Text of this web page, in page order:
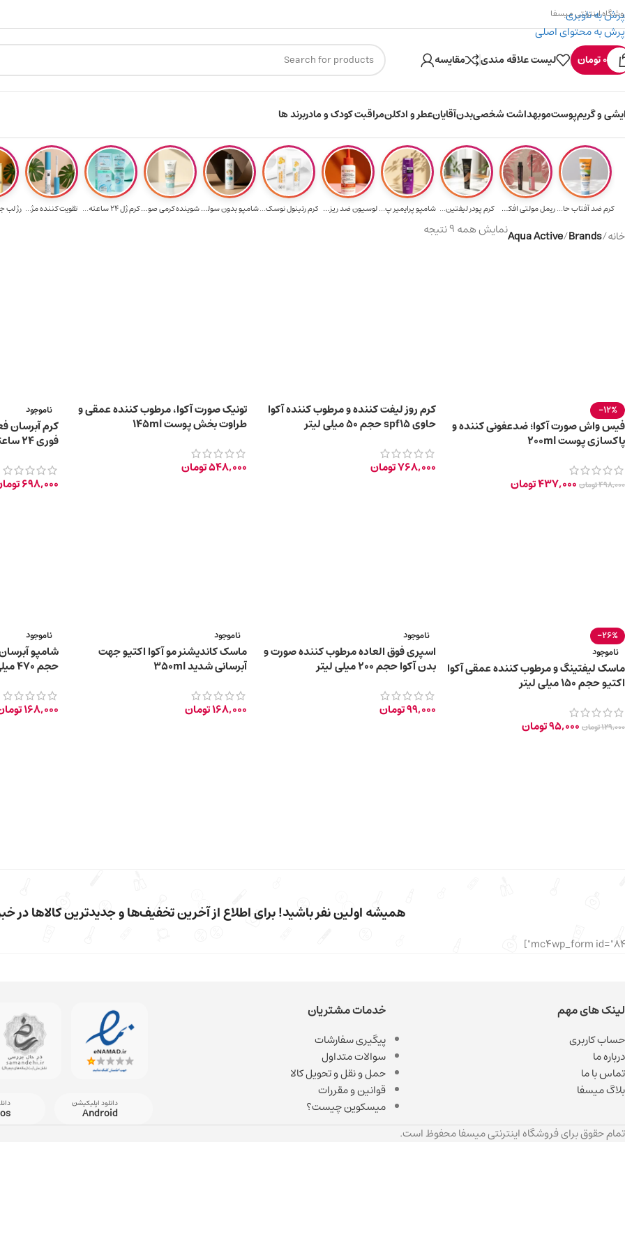
پرش به ناوبری
پرش به محتوای اصلی
هدیه برای خرید های بالای ۵ ارسال رایگان برای خرید ۳.۵ میلیون به یالا ۳۰۰ میسکوین (۳۰ هزار تومن) هدیه خرید اول
اینترنتی میسفا
0تومان لیست علاقه مندی مقایسه
و گریمپوستموبهداشت شخصیبدنآقایانعطر و ادکلنمراقبت کودک و مادربرند ها
کرم ضد آفتاب حا... ریمل مولتی افکت... کرم پودر لیفتین... شامپو پرایمیر پ... لوسیون ضد ریزش ... کرم رتینول نوسک... شامپو بدون سولف... شوینده کرمی صور...کرم ژل ۲۴ ساعته... تقویت‌ کننده مژ... رژ لب
خانه/
Brands
/
Aqua Activeنمایش همه 9 نتیجه
-12%
فیس واش صورت آکوا؛ ضدعفونی کننده و
پاکسازی پوست 200ml
498,000تومان 437,000تومان
کرم روز لیفت کننده و مرطوب کننده آکوا
حاوی spf15 حجم ۵۰ میلی لیتر
768,000تومان
تونیک صورت آکوا، مرطوب کننده عمقی و
طراوت بخش پوست 145ml
548,000تومان
ناموجود
کرم آبرسان
فوری 24 ساعته با اثر لیفت کنندگی 50ml
698,000
-26%
ناموجود
ماسک لیفتینگ و مرطوب کننده عمقی آکوا
اکتیو حجم 150 میلی لیتر
129,000تومان 95,000تومان
ناموجود
اسپری فوق العاده مرطوب کننده صورت و
بدن آکوا حجم 200 میلی لیتر
99,000تومان
ناموجود
ماسک کاندیشنر مو آکوا اکتیو جهت
آبرسانی شدید 350ml
168,000تومان
ناموجود
شامپو
حجم 470 میلی لیتر
168,000
همیشه اولین نفر باشید! برای اطلاع از آخرین تخفیف‌ها و جدیدترین کالاها در
لینک های مهم
حساب کاربری
درباره ما
تماس با ما
بلاگ میسفا
خدمات مشتریان
پیگیری سفارشات
سوالات متداول
حمل و نقل و تحویل کالا
قوانین و مقررات
میسکوین چیست؟
دانلود اپلیکیشن
Android
تمام حقوق برای فروشگاه اینترنتی میسفا محفوظ است.